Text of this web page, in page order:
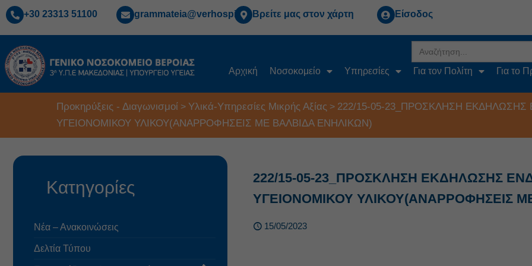
+30 23313 51100 grammateia@verhospi.gr Βρείτε μας στον χάρτη Είσοδος
for:
Αρχική Νοσοκομείο Υπηρεσίες Για τον Πολίτη Για το
Προκηρύξεις - Διαγωνισμοί > Υλικά-Υπηρεσίες Μικρής Αξίας > 222/15-05-23_ΠΡΟΣΚΛΗΣΗ
ΥΓΕΙΟΝΟΜΙΚΟΥ ΥΛΙΚΟΥ(ΑΝΑΡΡΟΦΗΣΕΙΣ ΜΕ ΒΑΛΒΙΔΑ ΕΝΗΛΙΚΩΝ)
222/15-05-23_ΠΡΟΣΚΛΗΣΗ ΕΚΔΗΛΩΣΗΣ
ΥΓΕΙΟΝΟΜΙΚΟΥ ΥΛΙΚΟΥ(ΑΝΑΡΡΟΦΗΣΕΙΣ
15/05/2023
Κατηγορίες
Νέα – Ανακοινώσεις
Δελτία Τύπου